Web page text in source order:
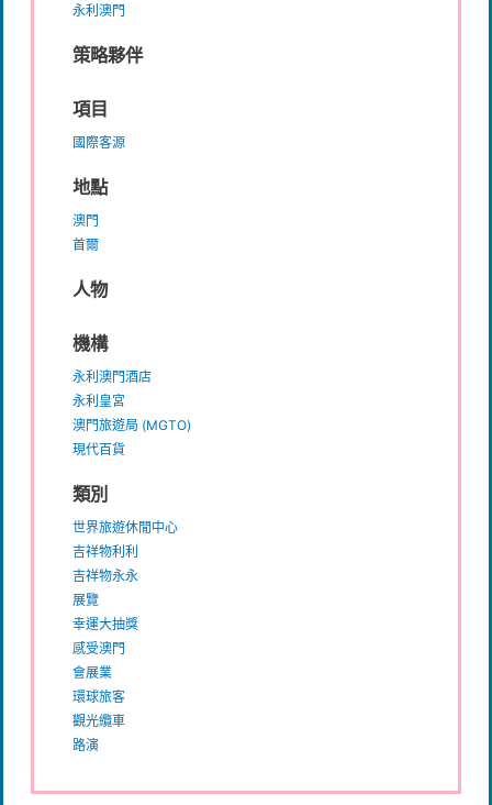
永利澳門
策略夥伴
項目
國際客源
地點
澳門
首爾
人物
機構
永利澳門酒店
永利皇宮
澳門旅遊局 (MGTO)
現代百貨
類別
世界旅遊休閒中心
吉祥物利利
吉祥物永永
展覽
幸運大抽獎
感受澳門
會展業
環球旅客
觀光纜車
路演